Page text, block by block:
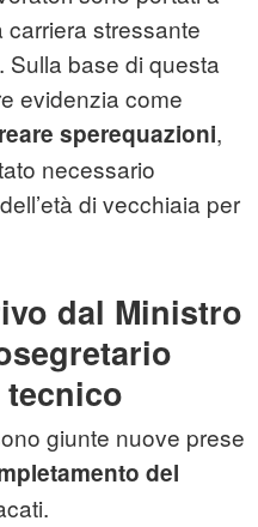
stressante
base di questa
evidenzia come
sperequazioni,
necessario
di vecchiaia per
dal Ministro
giunte nuove prese
del